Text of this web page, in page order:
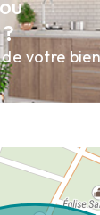
votre